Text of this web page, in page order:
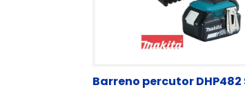
Barreno percutor DHP482